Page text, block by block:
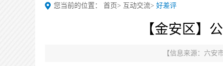
您当前的位置： 首页> 互动交流> 好差评
【金安区】
【信息来源： 六安